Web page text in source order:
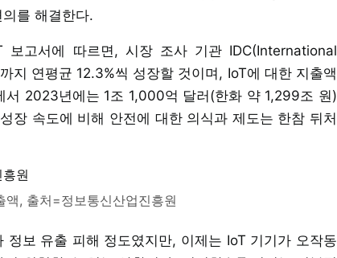
를 해결한다.
보고서에 따르면, 시장 조사 기관 IDC(International
연평균 12.3%씩 성장할 것이며, IoT에 대한 지출액
서 2023년에는 1조 1,000억 달러(한화 약 1,299조 원)
장 속도에 비해 안전에 대한 의식과 제도는 한참 뒤처
액, 출처=정보통신산업진흥원
보 유출 피해 정도였지만, 이제는 IoT 기기가 오작동